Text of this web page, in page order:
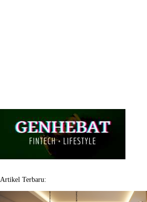
Artikel Terbaru: